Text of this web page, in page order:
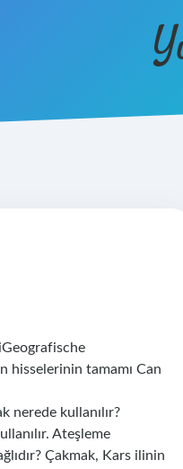
hisselerinin tamamı Can
nerede kullanılır?
Ateşleme
Çakmak, Kars ilinin